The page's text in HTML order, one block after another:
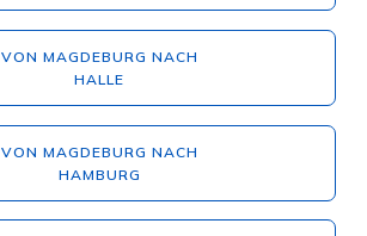
VON MAGDEBURG NACH
HALLE
VON MAGDEBURG NACH
HAMBURG